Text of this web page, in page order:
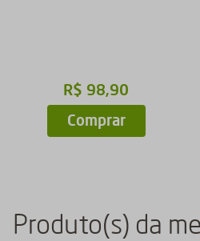
R$ 98,90
Comprar
Produto(s) da